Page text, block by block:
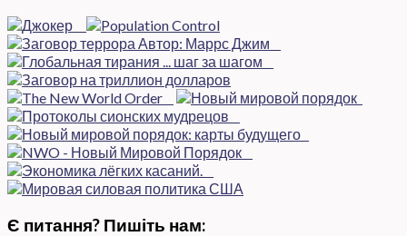
Є питання? Пишіть нам: